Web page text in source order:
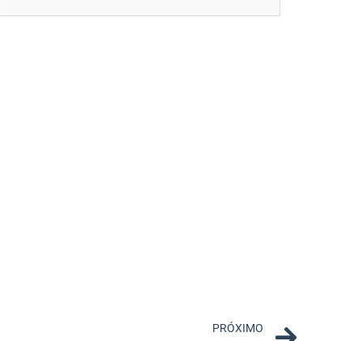
PRÓXIMO